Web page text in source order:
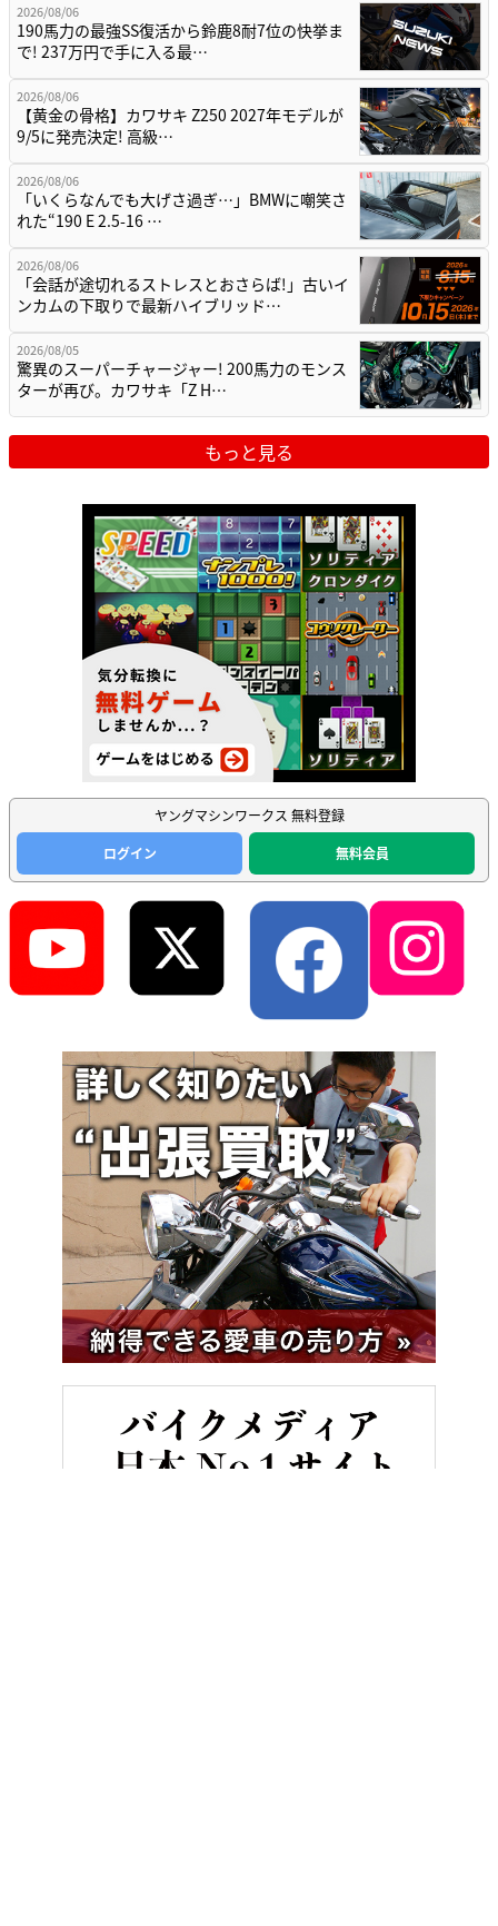
2026/08/06
190馬力の最強SS復活から鈴鹿8耐7位の快挙ま
で! 237万円で手に入る最…
2026/08/06
【黄金の骨格】カワサキ Z250 2027年モデルが
9/5に発売決定! 高級…
2026/08/06
「いくらなんでも大げさ過ぎ…」BMWに嘲笑さ
れた“190 E 2.5-16 …
2026/08/06
「会話が途切れるストレスとおさらば!」古いイ
ンカムの下取りで最新ハイブリッド…
2026/08/05
驚異のスーパーチャージャー! 200馬力のモンス
ターが再び。カワサキ「Z H…
もっと見る
ヤングマシンワークス 無料登録
ログイン
無料会員